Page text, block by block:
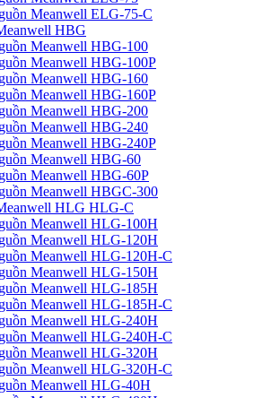
Meanwell ELG-75-C
HBG
Meanwell HBG-100
Meanwell HBG-100P
Meanwell HBG-160
Meanwell HBG-160P
Meanwell HBG-200
Meanwell HBG-240
Meanwell HBG-240P
Meanwell HBG-60
Meanwell HBG-60P
Meanwell HBGC-300
HLG HLG-C
Meanwell HLG-100H
Meanwell HLG-120H
Meanwell HLG-120H-C
Meanwell HLG-150H
Meanwell HLG-185H
Meanwell HLG-185H-C
Meanwell HLG-240H
Meanwell HLG-240H-C
Meanwell HLG-320H
Meanwell HLG-320H-C
Meanwell HLG-40H